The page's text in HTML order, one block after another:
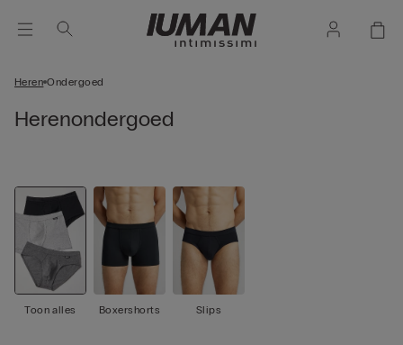
Heren Ondergoed
Herenondergoed
Toon alles Boxershorts Slips